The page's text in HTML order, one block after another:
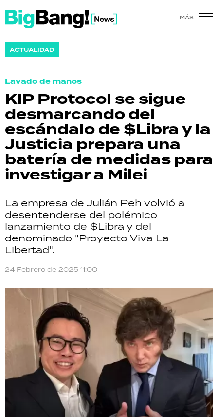
MÁS
ACTUALIDAD
Lavado de manos
KIP Protocol se sigue
desmarcando del
escándalo de $Libra y la
Justicia prepara una
batería de medidas para
investigar a Milei
La empresa de Julián Peh volvió a
desentenderse del polémico
lanzamiento de $Libra y del
denominado "Proyecto Viva La
Libertad".
24 Febrero de 2025 11:00
SHOW
ACTUALIDAD
POLICIALES
ECONOMÍA
GRAN HERMANO
SALUD
DEPORTES
TECNOLOGÍA
PALABRAS
HORÓSCOPO
Seguinos